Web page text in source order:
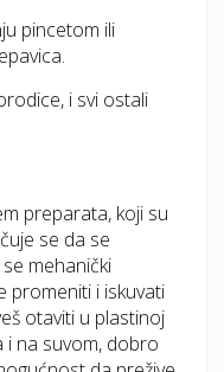
pincetom ili
i svi ostali
preparata, koji su
se da se
mehanički
promeniti i iskuvati
otaviti u plastinoj
i na suvom, dobro